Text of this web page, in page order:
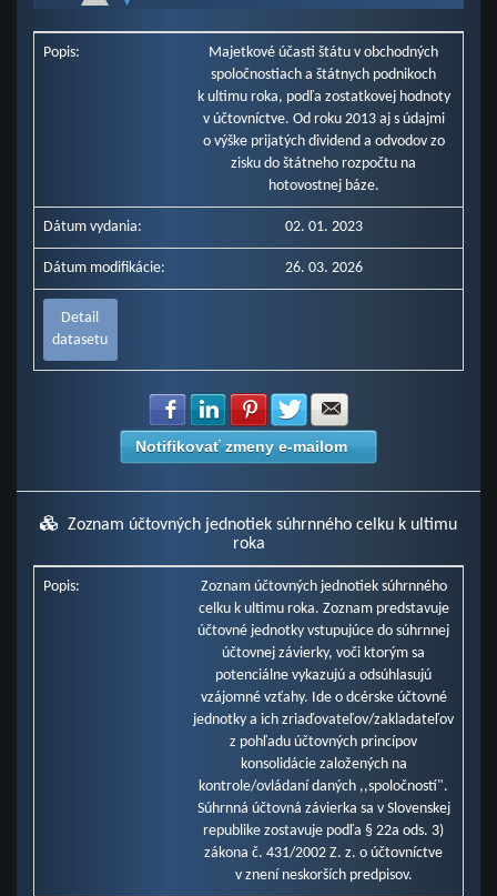
Ministerstvo pôdohospodárstva a rozvoja vidieka SR (v mil. Eur)
Ministerstvo dopravy a výstavby SR (v mil. Eur)
Ministerstvo obrany SR (v mil. Eur)
Ministerstvo vnútra SR (v mil. Eur)
Ministerstvo práce, sociálnych vecí a rodiny SR (v mil. Eur)
Ministerstvo životného prostredia SR (v mil. Eur)
Správa štátnych hmotných rezerv SR (v mil. Eur)
Úrad pre normalizáciu, metrológiu a skúšobníctvo SR (v mil. Eur)
Ministerstvo cestovného ruchu a športu SR (v mil. Eur)
Ministerstvo financií SR (v mil. Eur)
Všeobecná pokladničná správa (v mil. Eur)
Popis:
Majetkové účasti štátu v obchodných
spoločnostiach a štátnych podnikoch
k ultimu roka, podľa zostatkovej hodnoty
v účtovníctve. Od roku 2013 aj s údajmi
o výške prijatých dividend a odvodov zo
zisku do štátneho rozpočtu na
hotovostnej báze.
Dátum vydania: 02. 01. 2023
Dátum modifikácie: 26. 03. 2026
Detail
datasetu
Zdielať na Facebook
Zdielať na LinkedIn
Zdielať na Pinterest
Zdielať na Twitter
Notifikovať zmeny e-mailom
Zoznam účtovných jednotiek súhrnného celku k ultimu
roka
Popis:
Zoznam účtovných jednotiek súhrnného
celku k ultimu roka. Zoznam predstavuje
účtovné jednotky vstupujúce do súhrnnej
účtovnej závierky, voči ktorým sa
potenciálne vykazujú a odsúhlasujú
vzájomné vzťahy. Ide o dcérske účtovné
jednotky a ich zriaďovateľov/zakladateľov
z pohľadu účtovných princípov
konsolidácie založených na
kontrole/ovládaní daných ,,spoločností".
Súhrnná účtovná závierka sa v Slovenskej
republike zostavuje podľa § 22a ods. 3)
zákona č. 431/2002 Z. z. o účtovníctve
v znení neskorších predpisov.